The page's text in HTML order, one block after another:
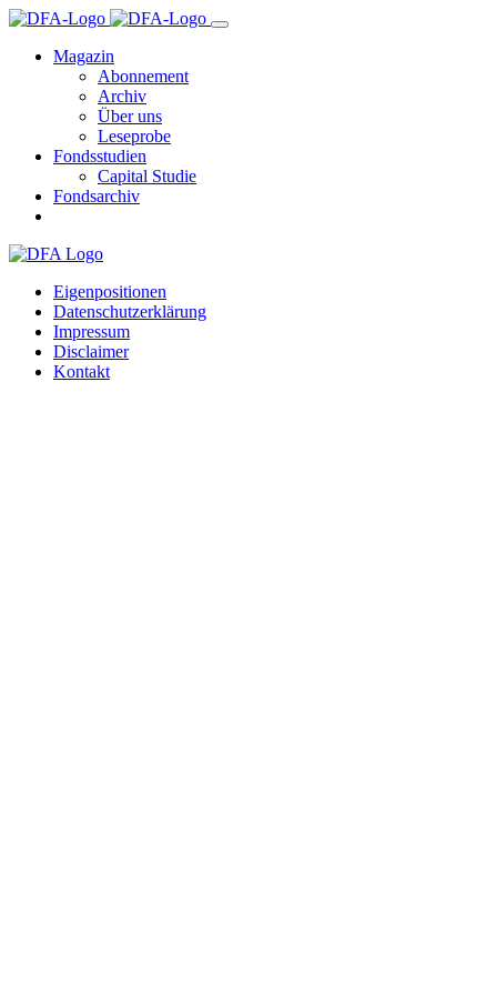
Magazin
Abonnement
Archiv
Über uns
Leseprobe
Fondsstudien
Capital Studie
Fondsarchiv
Eigenpositionen
Datenschutzerklärung
Impressum
Disclaimer
Kontakt